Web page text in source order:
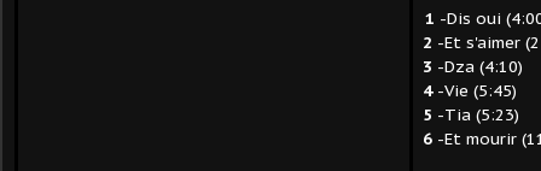
1 -Dis oui
2 -Et s'aimer
3 -Dza (4:10)
4-Vie (5:45)
5 -Tia (5:23)
6 -Et mourir